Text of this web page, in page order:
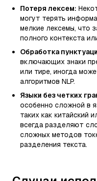
Потеря лексем:
могут терять
мелкие лексемы, что
полного контекста
Обработка
включающих знаки
или тире, иногда
алгоритмов NLP.
Языки без четких
особенно сложной в
таких как китайский
всегда разделяют
сложных методов
разделения текста.